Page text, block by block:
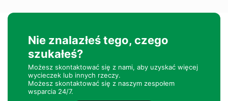
Nie znalazłeś tego, czego
szukałeś?
Możesz skontaktować się z nami, aby uzyskać więcej
wycieczek lub innych rzeczy.
Możesz skontaktować się z naszym zespołem
wsparcia 24/7.